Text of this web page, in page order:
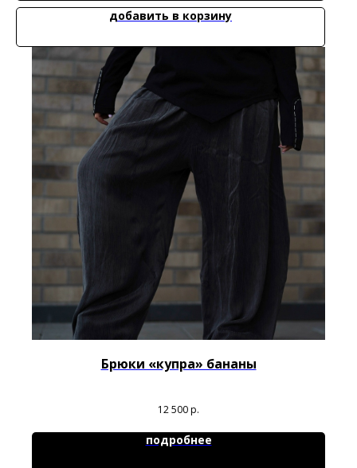
добавить в корзину
Брюки «купра» бананы
12 500р.
подробнее